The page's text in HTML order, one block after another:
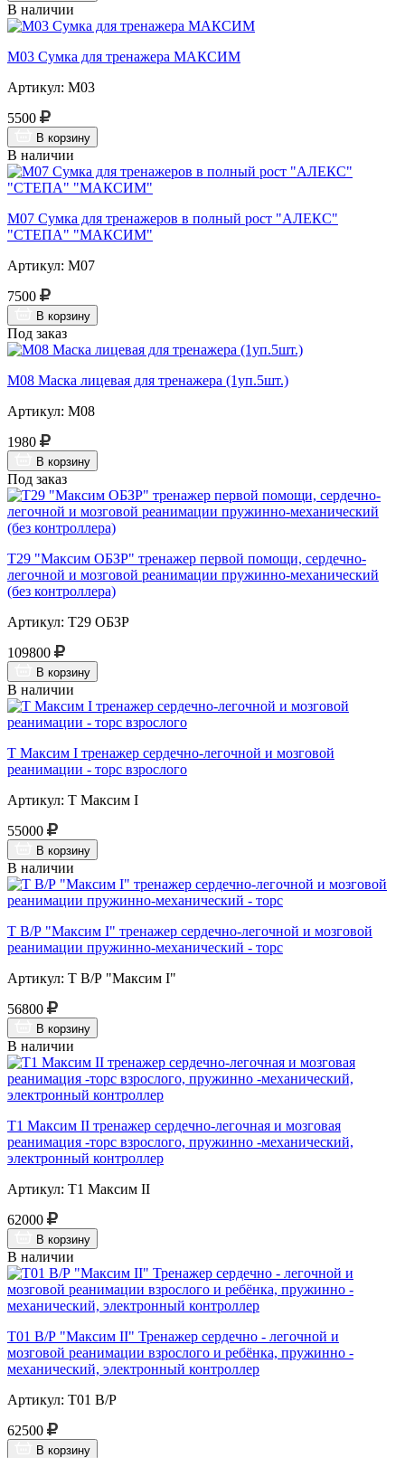
В наличии
М03 Сумка для тренажера МАКСИМ
Артикул: М03
5500
В корзину
В наличии
М07 Сумка для тренажеров в полный рост "АЛЕКС"
"СТЕПА" "МАКСИМ"
Артикул: М07
7500
В корзину
Под заказ
М08 Маска лицевая для тренажера (1уп.5шт.)
Артикул: М08
1980
В корзину
Под заказ
Т29 "Максим ОБЗР" тренажер первой помощи, сердечно-
легочной и мозговой реанимации пружинно-механический
(без контроллера)
Артикул: Т29 ОБЗР
109800
В корзину
В наличии
Т Максим I тренажер сердечно-легочной и мозговой
реанимации - торс взрослого
Артикул: Т Максим I
55000
В корзину
В наличии
Т В/Р "Максим I" тренажер сердечно-легочной и мозговой
реанимации пружинно-механический - торс
Артикул: Т В/Р "Максим I"
56800
В корзину
В наличии
Т1 Максим II тренажер сердечно-легочная и мозговая
реанимация -торс взрослого, пружинно -механический,
электронный контроллер
Артикул: Т1 Максим II
62000
В корзину
В наличии
Т01 В/Р "Максим II" Тренажер сердечно - легочной и
мозговой реанимации взрослого и ребёнка, пружинно -
механический, электронный контроллер
Артикул: Т01 В/Р
62500
В корзину